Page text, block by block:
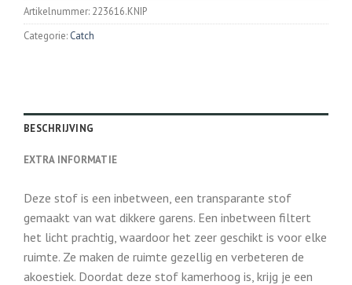
Artikelnummer: 223616.KNIP
Categorie: Catch
BESCHRIJVING
EXTRA INFORMATIE
Deze stof is een inbetween, een transparante stof
gemaakt van wat dikkere garens. Een inbetween filtert
het licht prachtig, waardoor het zeer geschikt is voor elke
ruimte. Ze maken de ruimte gezellig en verbeteren de
akoestiek. Doordat deze stof kamerhoog is, krijg je een